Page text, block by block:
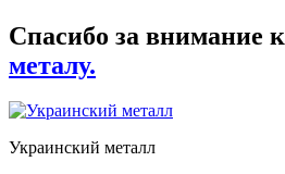
Спасибо за внимание к
металу.
Украинский металл